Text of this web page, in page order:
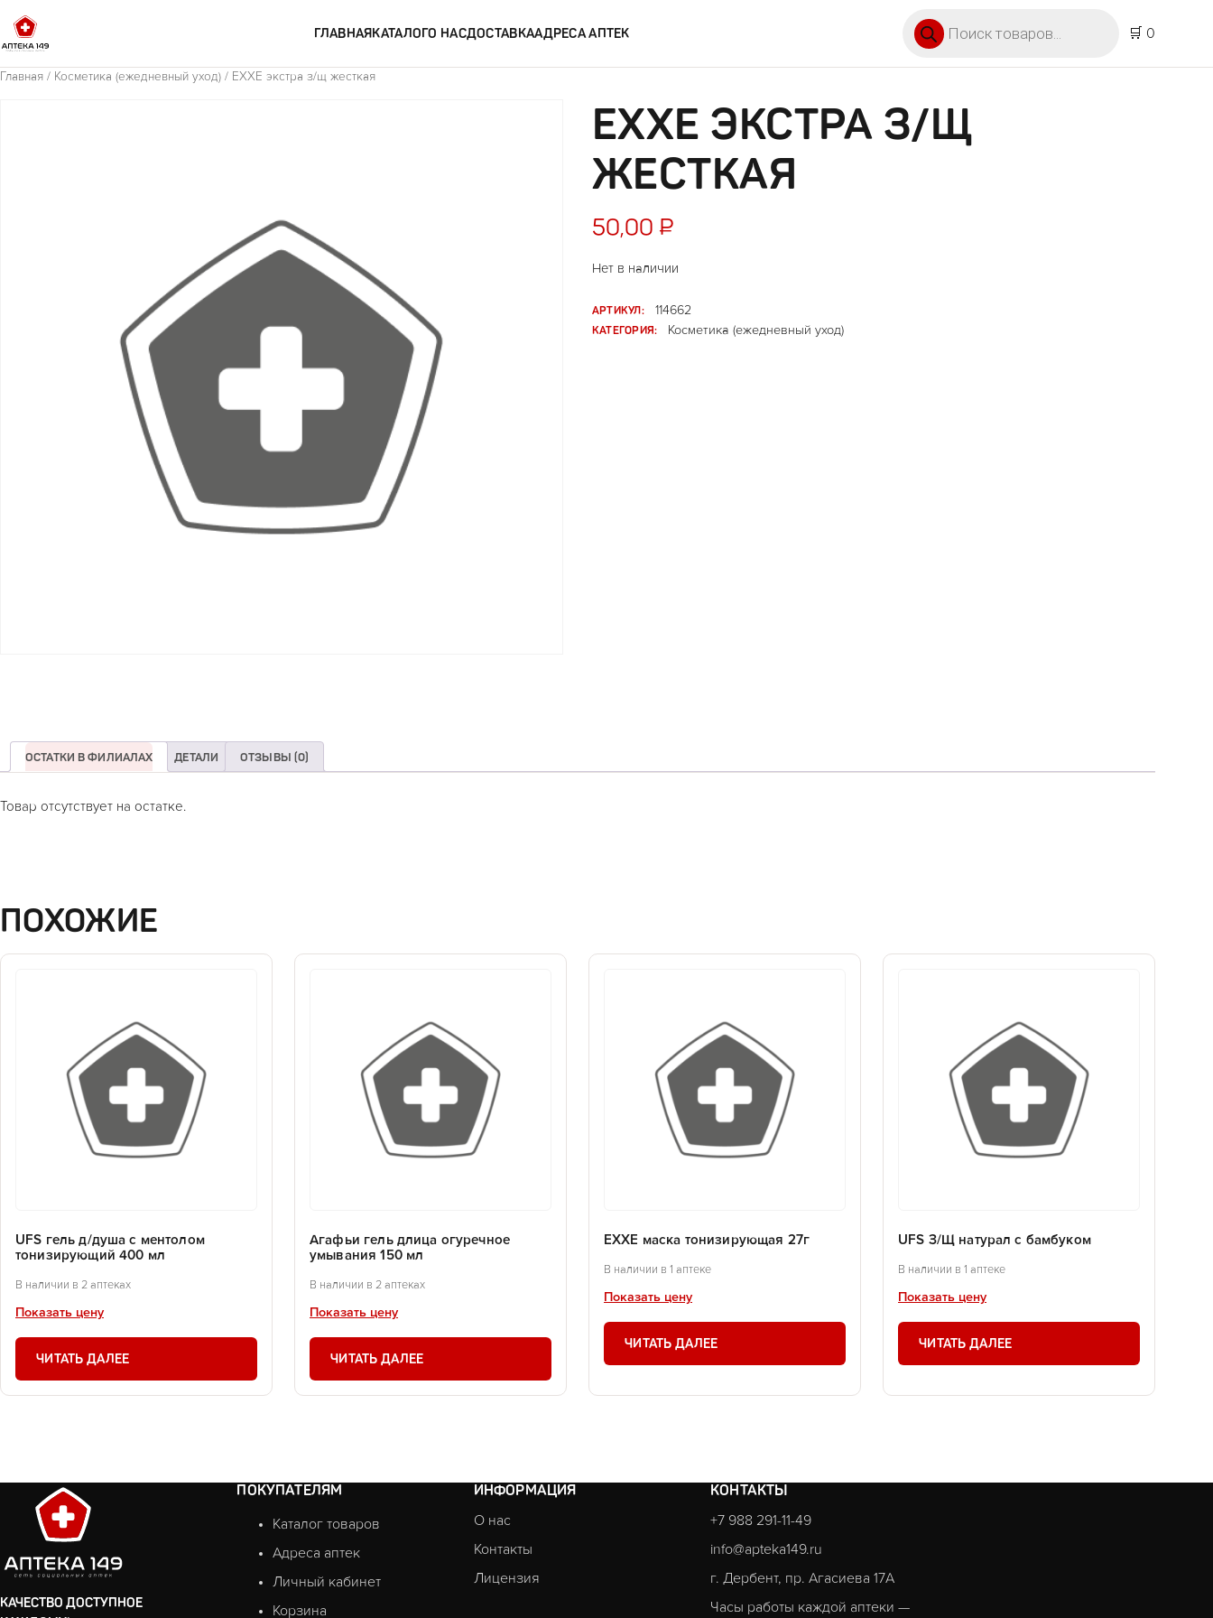
ГЛАВНАЯКАТАЛОГО НАСДОСТАВКААДРЕСА АПТЕК
🛒 0
Главная / Косметика (ежедневный уход) / EXXE экстра з/щ жесткая
EXXE ЭКСТРА З/Щ
ЖЕСТКАЯ
50,00 ₽
Нет в наличии
АРТИКУЛ:
114662
КАТЕГОРИЯ:
Косметика (ежедневный уход)
ОСТАТКИ В ФИЛИАЛАХ ДЕТАЛИ ОТЗЫВЫ (0)
Товар отсутствует на остатке.
ПОХОЖИЕ
UFS гель д/душа с ментолом
тонизирующий 400 мл
В наличии в 2 аптеках
Показать цену
ЧИТАТЬ ДАЛЕЕ
Агафьи гель длица огуречное
умывания 150 мл
В наличии в 2 аптеках
Показать цену
ЧИТАТЬ ДАЛЕЕ
EXXE маска тонизирующая 27г
В наличии в 1 аптеке
Показать цену
ЧИТАТЬ ДАЛЕЕ
UFS З/Щ натурал с бамбуком
В наличии в 1 аптеке
Показать цену
ЧИТАТЬ ДАЛЕЕ
КАЧЕСТВО ДОСТУПНОЕ
ПОКУПАТЕЛЯМ
Каталог товаров
Адреса аптек
Личный кабинет
Корзина
ИНФОРМАЦИЯ
О нас
Контакты
Лицензия
КОНТАКТЫ
+7 988 291-11-49
info@apteka149.ru
г. Дербент, пр. Агасиева 17А
Часы работы каждой аптеки —